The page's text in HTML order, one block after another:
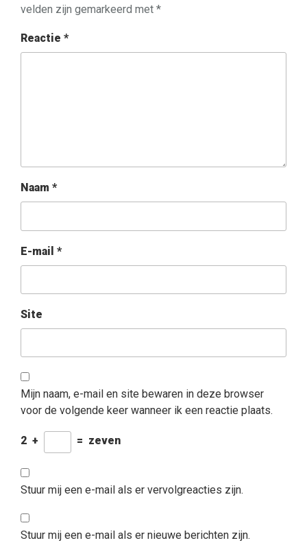
velden zijn gemarkeerd met *
Reactie *
Naam *
E-mail *
Site
Mijn naam, e-mail en site bewaren in deze browser
voor de volgende keer wanneer ik een reactie plaats.
2 + = zeven
Stuur mij een e-mail als er vervolgreacties zijn.
Stuur mij een e-mail als er nieuwe berichten zijn.